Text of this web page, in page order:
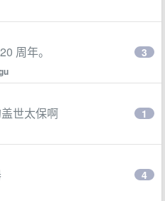
周年。 3
世太保啊 1
4